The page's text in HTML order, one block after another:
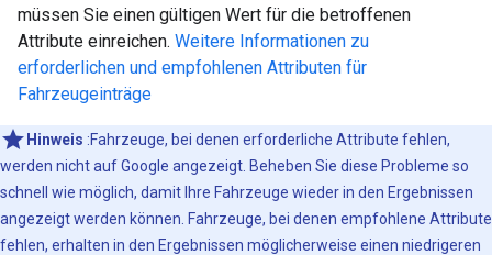
müssen Sie einen gültigen Wert für die betroffenen
Attribute einreichen. Weitere Informationen zu
erforderlichen und empfohlenen Attributen für
Fahrzeugeinträge
Hinweis :Fahrzeuge, bei denen erforderliche Attribute fehlen,
werden nicht auf Google angezeigt. Beheben Sie diese Probleme so
schnell wie möglich, damit Ihre Fahrzeuge wieder in den Ergebnissen
angezeigt werden können. Fahrzeuge, bei denen empfohlene Attribute
fehlen, erhalten in den Ergebnissen möglicherweise einen niedrigeren